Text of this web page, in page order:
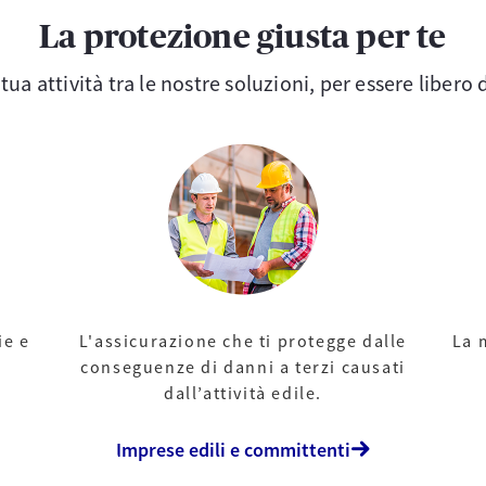
La protezione giusta per te
attività tra le nostre soluzioni, per essere
e
L'assicurazione che ti protegge dalle
conseguenze di danni a terzi causati
dall’attività edile.
Imprese edili e committenti
La